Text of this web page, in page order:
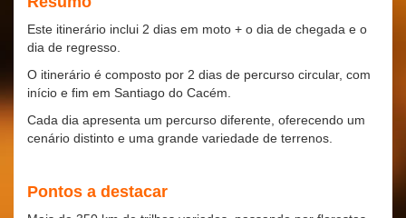
Este itinerário inclui 2 dias em moto + o dia de chegada e o
dia de regresso.
O itinerário é composto por 2 dias de percurso circular, com
início e fim em Santiago do Cacém.
Cada dia apresenta um percurso diferente, oferecendo um
cenário distinto e uma grande variedade de terrenos.
Pontos a destacar